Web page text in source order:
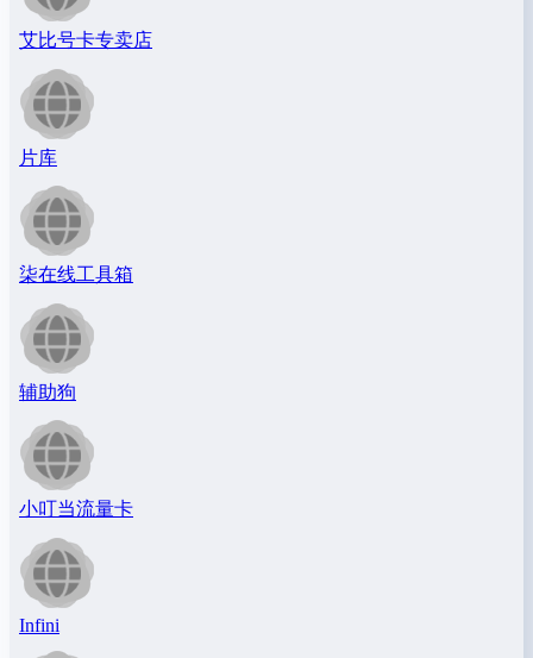
艾比号卡专卖店
片库
柒在线工具箱
辅助狗
小叮当流量卡
Infini